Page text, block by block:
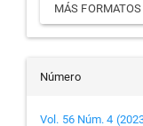
MÁS
Número
Vol. 56 Núm. 4